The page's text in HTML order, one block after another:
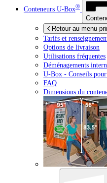
Conteneurs U-Box®
Retour au menu
Tarifs et
Options de livraison
Utilisations fréquentes
Déménagements
U-Box - Conseils
FAQ
Dimensions du